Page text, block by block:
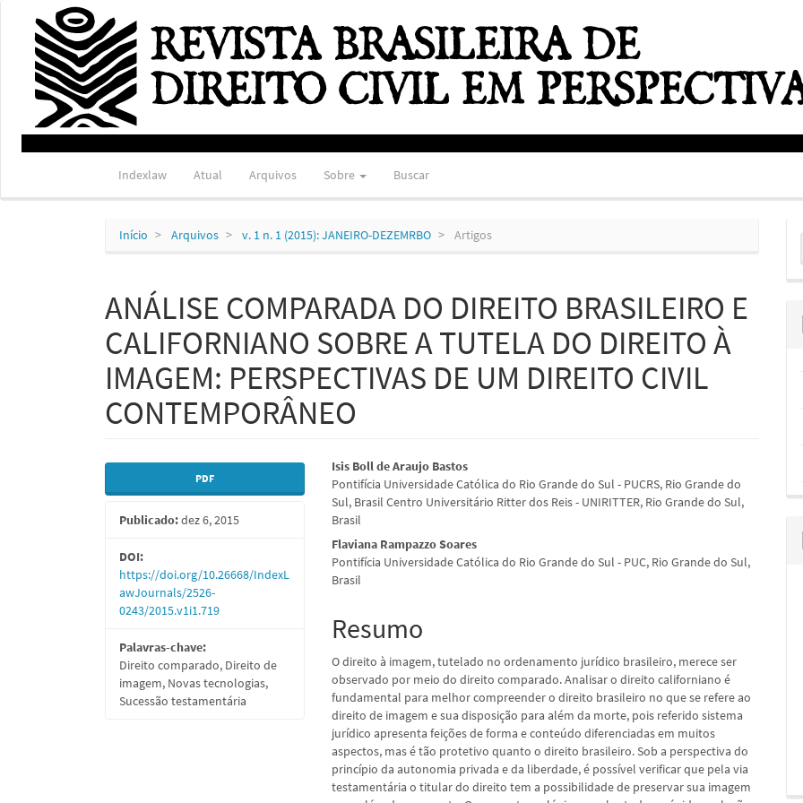
Navegação
Principal
Conteúdo
principal
Barra
Lateral
Indexlaw Atual Arquivos Sobre Buscar
Início Arquivos v. 1 n. 1 (2015): JANEIRO-DEZEMRBO Artigos
ANÁLISE COMPARADA DO DIREITO BRASILEIRO E
CALIFORNIANO SOBRE A TUTELA DO DIREITO À
IMAGEM: PERSPECTIVAS DE UM DIREITO CIVIL
CONTEMPORÂNEO
Barra
lateral
de
artigos
PDF
Publicado:dez 6, 2015
DOI:
https://doi.org/10.26668/IndexL
awJournals/2526-
0243/2015.v1i1.719
Palavras-chave:
Direito comparado, Direito de
imagem, Novas tecnologias,
Sucessão testamentária
Conteúdo
do
artigo
principal
Isis Boll de Araujo Bastos
Pontifícia Universidade Católica do Rio Grande do Sul - PUCRS, Rio Grande do
Sul, Brasil Centro Universitário Ritter dos Reis - UNIRITTER, Rio Grande do Sul,
Brasil
Flaviana Rampazzo Soares
Pontifícia Universidade Católica do Rio Grande do Sul - PUC, Rio Grande do Sul,
Brasil
Resumo
O direito à imagem, tutelado no ordenamento jurídico brasileiro, merece ser
observado por meio do direito comparado. Analisar o direito californiano é
fundamental para melhor compreender o direito brasileiro no que se refere ao
direito de imagem e sua disposição para além da morte, pois referido sistema
jurídico apresenta feições de forma e conteúdo diferenciadas em muitos
aspectos, mas é tão protetivo quanto o direito brasileiro. Sob a perspectiva do
princípio da autonomia privada e da liberdade, é possível verificar que pela via
testamentária o titular do direito tem a possibilidade de preservar sua imagem